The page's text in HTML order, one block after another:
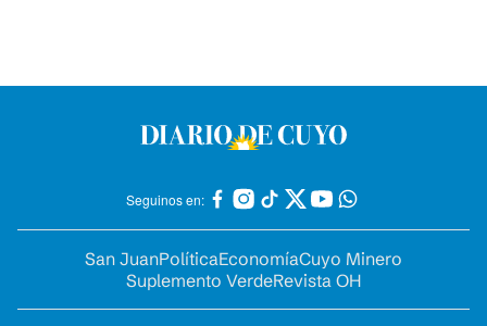
Seguinos en:
San JuanPolíticaEconomíaCuyo Minero
Suplemento VerdeRevista OH